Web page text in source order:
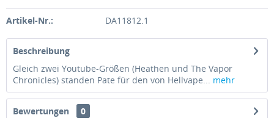
Artikel-Nr.: DA11812.1
Beschreibung
Gleich zwei Youtube-Größen (Heathen und The Vapor
Chronicles) standen Pate für den von Hellvape... mehr
Bewertungen
0